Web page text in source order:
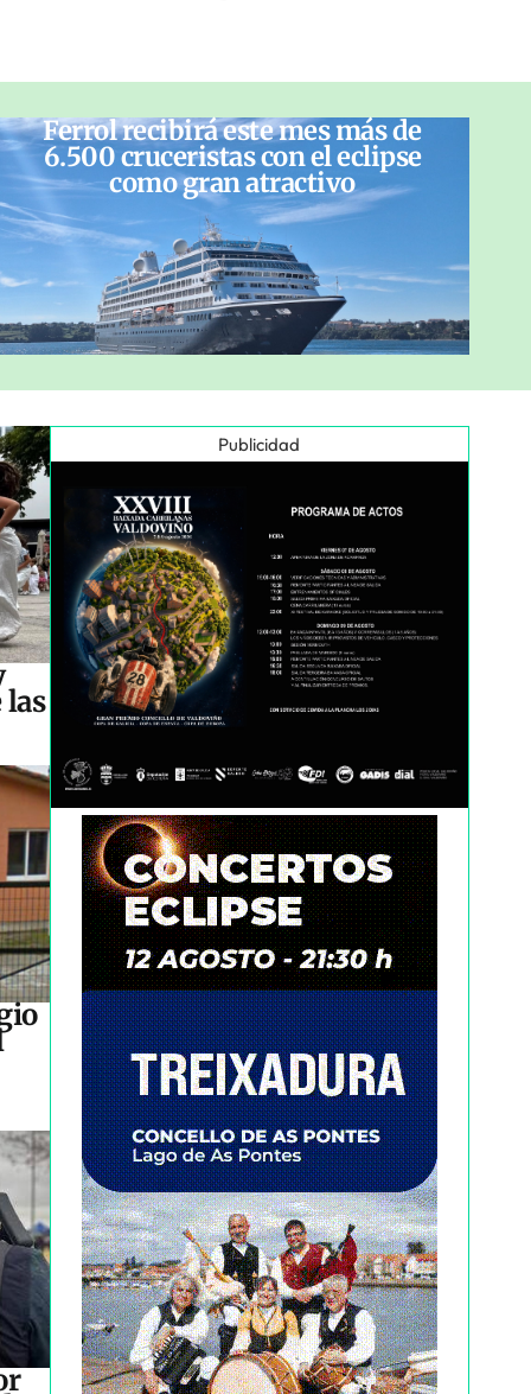
Ferrol recibirá este mes más de
6.500 cruceristas con el eclipse
como gran atractivo
las
Publicidad